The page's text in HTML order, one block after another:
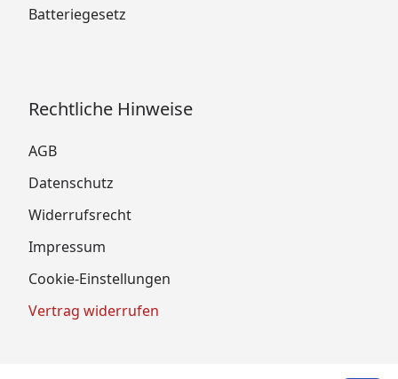
Batteriegesetz
Rechtliche Hinweise
AGB
Datenschutz
Widerrufsrecht
Impressum
Cookie-Einstellungen
Vertrag widerrufen